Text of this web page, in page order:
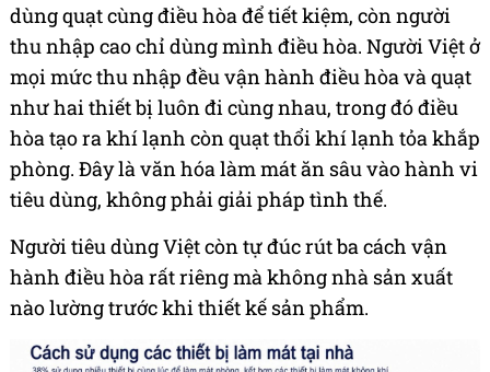
dùng quạt cùng điều hòa để tiết kiệm, còn người
thu nhập cao chỉ dùng mình điều hòa. Người Việt ở
mọi mức thu nhập đều vận hành điều hòa và quạt
như hai thiết bị luôn đi cùng nhau, trong đó điều
hòa tạo ra khí lạnh còn quạt thổi khí lạnh tỏa khắp
phòng. Đây là văn hóa làm mát ăn sâu vào hành vi
tiêu dùng, không phải giải pháp tình thế.
Người tiêu dùng Việt còn tự đúc rút ba cách vận
hành điều hòa rất riêng mà không nhà sản xuất
nào lường trước khi thiết kế sản phẩm.